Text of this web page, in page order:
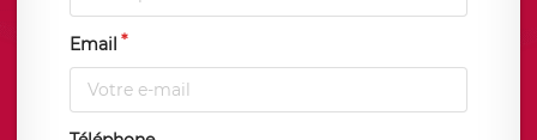
Email